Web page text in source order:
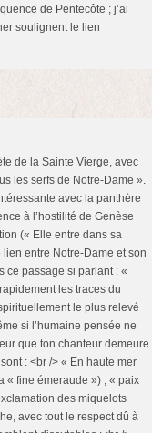
de Pentecôte ; j’ai
soulignent le lien
de la Sainte Vierge, avec
les serfs de Notre-Dame ».
avec la panthère
à l’hostilité de Genèse
(« Elle entre dans sa
entre Notre-Dame et son
ce passage si parlant : «
les traces du
le plus relevé
si l’humaine pensée ne
que ton chanteur demeure
: <br /> « En haute mer
« fine émeraude ») ; « paix
des miquelots
avec tout le respect dû à